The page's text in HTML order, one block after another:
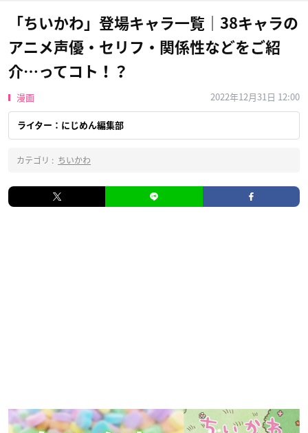
「ちいかわ」登場キャラ一覧｜38キャラの
アニメ声優・セリフ・関係性などをご紹
介…ってコト！？
漫画 2022年12月31日 12:00
ライター：にじめん編集部
カテゴリ : ちいかわ